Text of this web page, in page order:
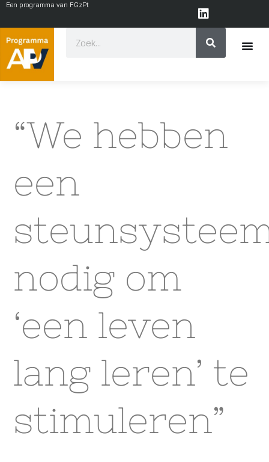
Een programma van FGzPt
“We hebben
een
nodig om
‘een leven
lang leren’ te
stimuleren”